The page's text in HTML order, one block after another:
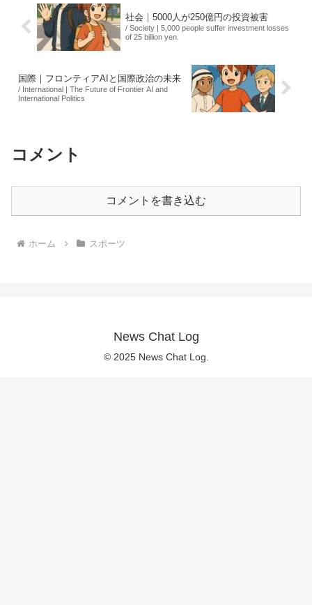
社会｜5000人が250億円の投資被害
/ Society | 5,000 people suffer investment losses
of 25 billion yen.
国際｜フロンティアAIと国際政治の未来
/ International | The Future of Frontier AI and
International Politics
コメント
コメントを書き込む
ホーム スポーツ
News Chat Log
© 2025 News Chat Log.